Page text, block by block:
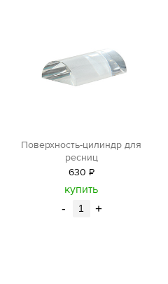
Поверхность-цилиндр для
ресниц
630 Р
уб.
купить
- +